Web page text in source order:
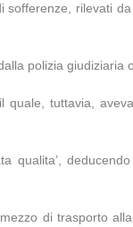
sofferenze, rilevati
polizia giudiziaria
tuttavia,
qualita’,
di trasporto